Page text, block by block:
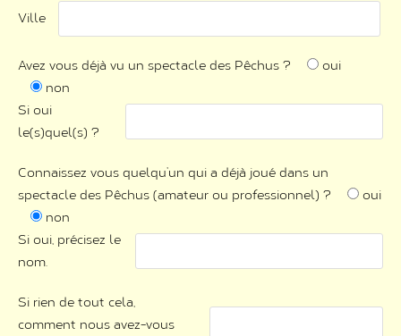
Ville
Avez vous déjà vu un spectacle des Pêchus ?
oui
non
Si oui
le(s)quel(s) ?
Connaissez vous quelqu’un qui a déjà joué dans un
spectacle des Pêchus (amateur ou professionnel) ?
oui
non
Si oui, précisez le
nom.
Si rien de tout cela,
comment nous avez-vous